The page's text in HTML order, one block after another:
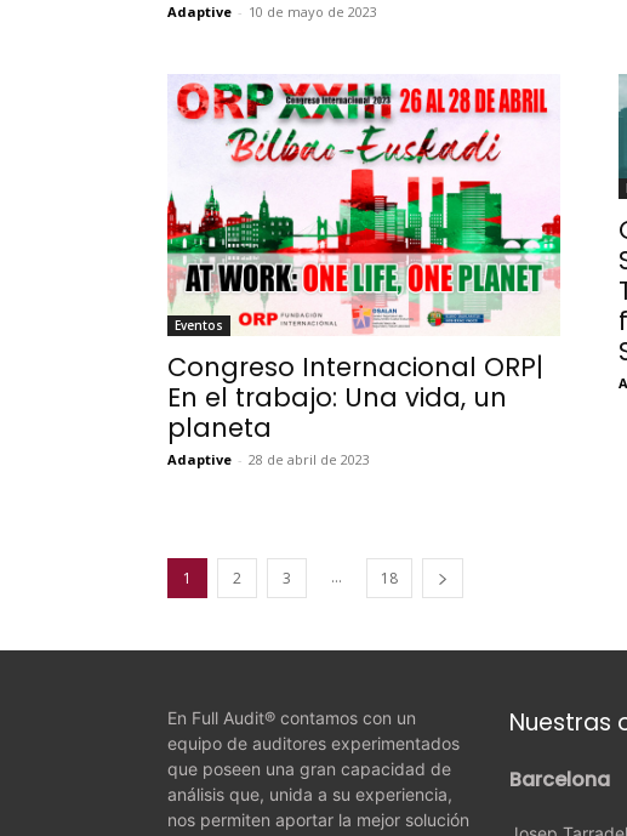
Adaptive - 10 de mayo de 2023
Eventos
Congreso Internacional ORP|
En el trabajo: Una vida, un
planeta
Adaptive - 28 de abril de 2023
1 2 3 ... 18
En Full Audit® contamos con un
equipo de auditores experimentados
que poseen una gran capacidad de
análisis que, unida a su experiencia,
nos permiten aportar la mejor solución
Nuestras
Barcelona